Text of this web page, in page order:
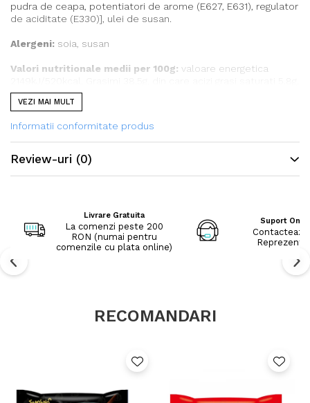
pudra de ceapa, potentiatori de arome (E627, E631), regulator
de aciditate (E330)], ulei de susan.
Alergeni: soia, susan
Valori nutritionale medii per 100g: valoare energetica
Carbohidrati 29g, din care zaharuri 0.2g, Fibre 20.7g, Proteine
24.6g, Sare 3.5g.
VEZI MAI MULT
Informatii conformitate produs
Review-uri (0)
Livrare Gratuita
La comenzi peste 200
RON (numai pentru
comenzile cu plata online)
Suport
Contacteaza
RECOMANDARI